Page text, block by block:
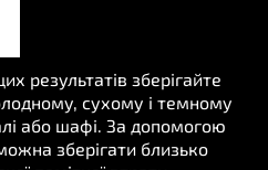
результатів зберігайте
сухому і темному
або шафі. За допомогою
зберігати близько